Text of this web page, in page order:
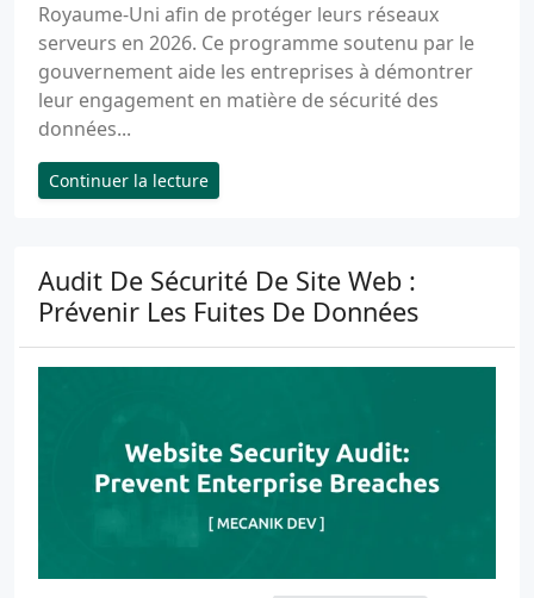
Royaume-Uni afin de protéger leurs réseaux
serveurs en 2026. Ce programme soutenu par le
gouvernement aide les entreprises à démontrer
leur engagement en matière de sécurité des
données...
Continuer la lecture
Audit De Sécurité De Site Web :
Prévenir Les Fuites De Données